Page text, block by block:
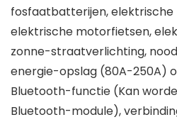
fosfaatbatterijen, elektrische
elektrische motorfietsen,
zonne-straatverlichting,
energie-opslag (80A-250A)
Bluetooth-functie (Kan
Bluetooth-module),